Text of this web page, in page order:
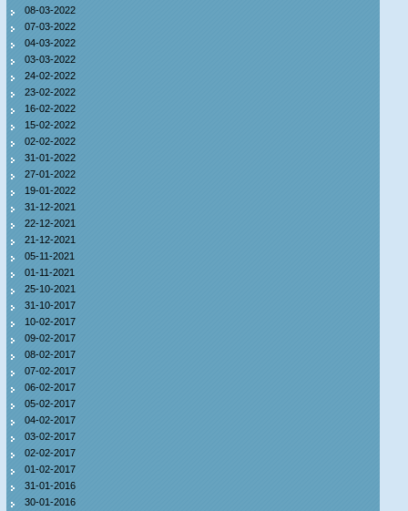
08-03-2022
07-03-2022
04-03-2022
03-03-2022
24-02-2022
23-02-2022
16-02-2022
15-02-2022
02-02-2022
31-01-2022
27-01-2022
19-01-2022
31-12-2021
22-12-2021
21-12-2021
05-11-2021
01-11-2021
25-10-2021
31-10-2017
10-02-2017
09-02-2017
08-02-2017
07-02-2017
06-02-2017
05-02-2017
04-02-2017
03-02-2017
02-02-2017
01-02-2017
31-01-2016
30-01-2016